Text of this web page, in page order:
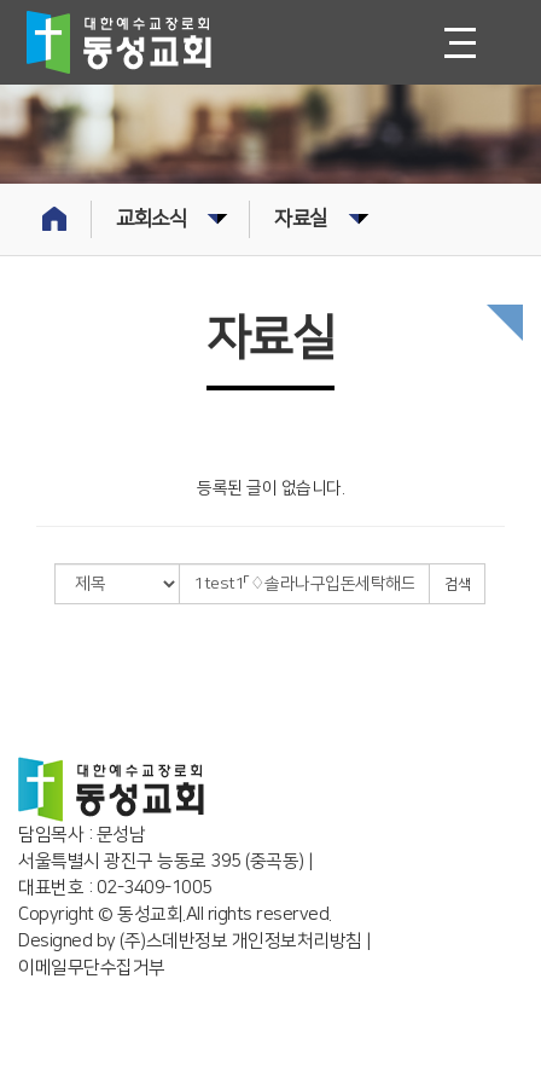
교회소식 자료실
자료실
등록된 글이 없습니다.
검색
담임목사 : 문성남
서울특별시 광진구 능동로 395 (중곡동) |
대표번호 : 02-3409-1005
Copyright © 동성교회.All rights reserved.
Designed by (주)스데반정보 개인정보처리방침
이메일무단수집거부